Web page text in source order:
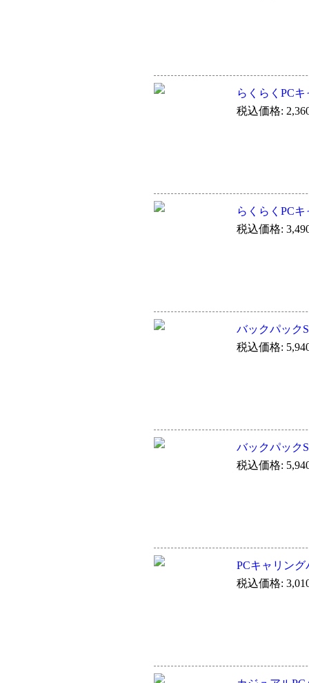
らくらくPC
税込価格:
らくらくPC
税込価格:
バックパック
税込価格:
バックパック
税込価格:
PCキャリン
税込価格: